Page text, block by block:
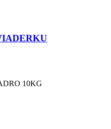
10KG